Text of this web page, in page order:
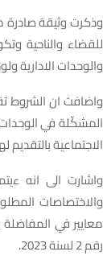
وذكرت وثيقة صادرة
والوحدات الادارية
واضافت ان الشروط
المشكّلة في
الاجتماعية بالتقديم
واشارت الى انه
والاختصاصات
معايير في
رقم 2 لسنة 2023.